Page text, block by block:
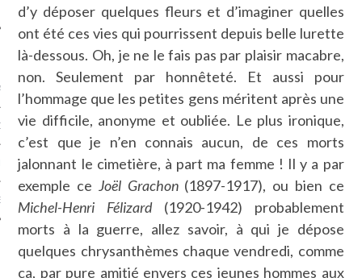
CARAVELLE
CARAVELLE
PODCAST
d’y déposer quelques fleurs et d’imaginer quelles
ont été ces vies qui pourrissent depuis belle lurette
là-dessous. Oh, je ne le fais pas par plaisir macabre,
non. Seulement par honnêteté. Et aussi pour
l’hommage que les petites gens méritent après une
vie difficile, anonyme et oubliée. Le plus ironique,
c’est que je n’en connais aucun, de ces morts
jalonnant le cimetière, à part ma femme ! Il y a par
exemple ce Joël Grachon(1897-1917), ou bien ce
Michel-Henri Félizard(1920-1942) probablement
morts à la guerre, allez savoir, à qui je dépose
quelques chrysanthèmes chaque vendredi, comme
ça, par pure amitié envers ces jeunes hommes aux